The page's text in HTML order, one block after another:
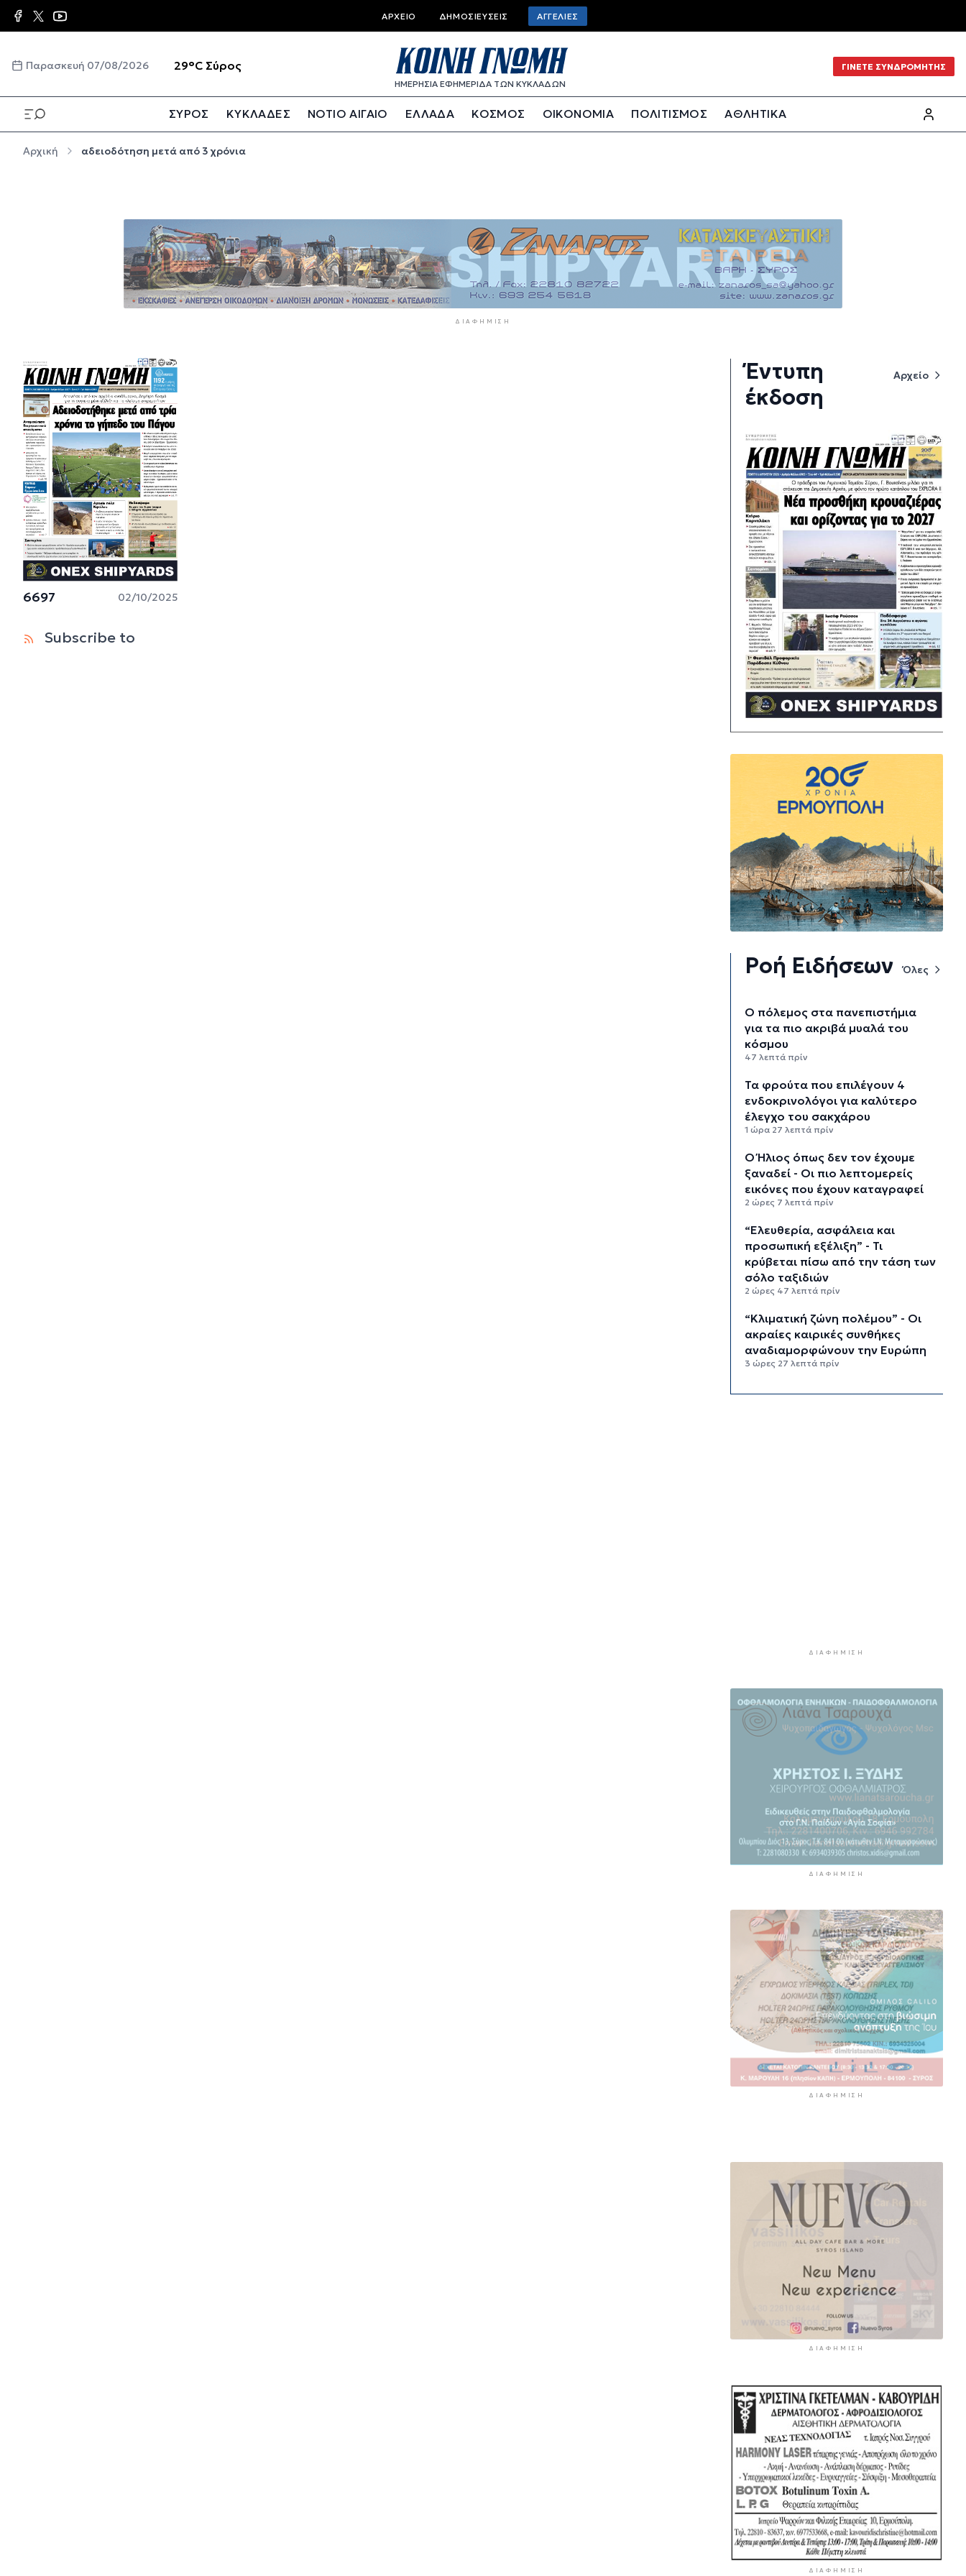
Παράκαμψη προς το κυρίως περιεχόμενο Top bar menu
ΑΡΧΕΊΟ ΔΗΜΟΣΙΕΎΣΕΙΣ ΑΓΓΕΛΊΕΣ
Παρασκευή 07/08/2026 29°C Σύρος
ΗΜΕΡΗΣΙΑ ΕΦΗΜΕΡΙΔΑ ΤΩΝ ΚΥΚΛΑΔΩΝ
ΓΙΝΕΤΕ ΣΥΝΔΡΟΜΗΤΗΣ
ΣΥΡΟΣ ΚΥΚΛΑΔΕΣ ΝΟΤΙΟ ΑΙΓΑΙΟ ΕΛΛΑΔΑ ΚΟΣΜΟΣ ΟΙΚΟΝΟΜΙΑ ΠΟΛΙΤΙΣΜΟΣ
ΑΘΛΗΤΙΚΑ
Αρχική αδειοδότηση μετά από 3 χρόνια
ΔΙΑΦΉΜΙΣΗ
6697 02/10/2025
Subscribe to
Έντυπη
έκδοση
Αρχείο
Ροή Ειδήσεων Όλες
Ο πόλεμος στα πανεπιστήμια
για τα πιο ακριβά μυαλά του
κόσμου
47 λεπτά πρίν
Τα φρούτα που επιλέγουν 4
ενδοκρινολόγοι για καλύτερο
έλεγχο του σακχάρου
1 ώρα 27 λεπτά πρίν
Ο Ήλιος όπως δεν τον έχουμε
ξαναδεί - Οι πιο λεπτομερείς
εικόνες που έχουν καταγραφεί
2 ώρες 7 λεπτά πρίν
“Ελευθερία, ασφάλεια και
προσωπική εξέλιξη” - Τι
κρύβεται πίσω από την τάση των
σόλο ταξιδιών
2 ώρες 47 λεπτά πρίν
“Κλιματική ζώνη πολέμου” - Οι
ακραίες καιρικές συνθήκες
αναδιαμορφώνουν την Ευρώπη
3 ώρες 27 λεπτά πρίν
“Σεισμός” στη Google: Φεύγει ο
ΣΑΕΚ
6 ώρες 7 λεπτά πρίν
Αυξήθηκαν οι Έλληνες που
αποφάσισαν να διακόψουν το
κάπνισμα
6 ώρες 37 λεπτά πρίν
Δράση ενημέρωσης ασφαλούς
κολύμβησης και πρόληψης των
πνιγμών
7 ώρες 7 λεπτά πρίν
ΔΙΑΦΉΜΙΣΗ
ΔΙΑΦΉΜΙΣΗ
ΔΙΑΦΉΜΙΣΗ
ΔΙΑΦΉΜΙΣΗ
ΔΙΑΦΉΜΙΣΗ